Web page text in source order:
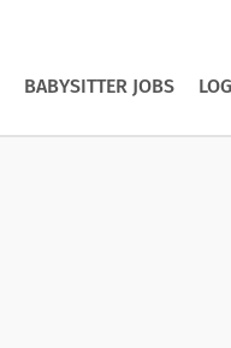
BABYSITTER JOBS